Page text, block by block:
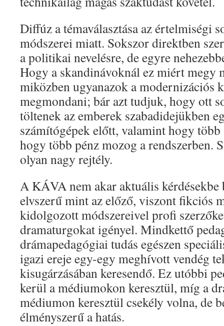
Diffúz a témaválasztása az értelmiségi
módszerei miatt. Sokszor direktben
a politikai nevelésre, de egyre
Hogy a skandinávoknál ez miért megy
miközben ugyanazok a modernizációs
megmondani; bár azt tudjuk, hogy ott
töltenek az emberek szabadidejükben
számítógépek előtt, valamint hogy több
hogy több pénz mozog a rendszerben.
olyan nagy rejtély.
A KÁVA nem akar aktuális
elvszerű mint az előző, viszont fikciós
kidolgozott módszereivel profi
dramaturgokat igényel. Mindkettő
drámapedagógiai tudás egészen
igazi ereje egy-egy meghívott vendég
kisugárzásában keresendő. Ez utóbbi
kerül a médiumokon keresztül, míg a
médiumon keresztül csekély volna, de
élményszerű a hatás.